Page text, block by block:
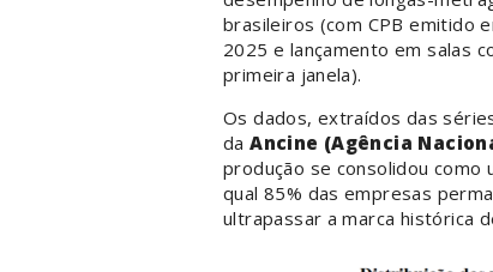
brasileiros (com CPB emitido
2025 e lançamento em salas
primeira janela).
Os dados, extraídos das
daAncine (Agência
produção se consolidou como
qual 85% das empresas
ultrapassar a marca histórica